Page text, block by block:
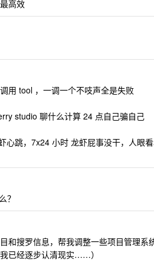
高效
用 tool ，一调一个不吱声全是失败
studio 聊什么计算 24 点自己骗自己
心跳，7x24 小时 龙虾屁事没干，人眼
？
和搜罗信息，帮我调整一些项目管理系
已经逐步认清现实……）